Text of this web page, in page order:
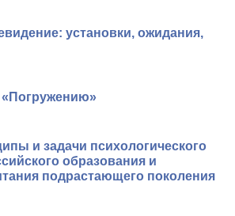
установки, ожидания,
«Погружению»
и задачи психологического
образования и
подрастающего поколения